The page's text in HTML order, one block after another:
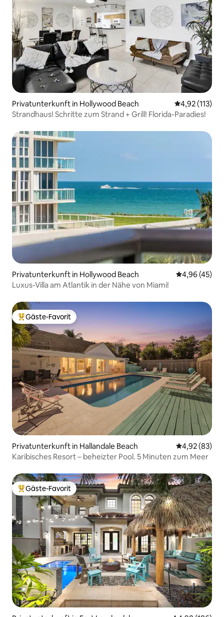
Privatunterkunft in Hollywood Beach
4,92 (113)
Strandhaus! Schritte zum Strand + Grill! Florida-Paradies!
Privatunterkunft in Hollywood Beach
4,96 (45)
Luxus-Villa am Atlantik in der Nähe von Miami!
Beliebter Gäste-Favorit.
Gäste-Favorit
Privatunterkunft in Hallandale Beach
4,92 (83)
Karibisches Resort – beheizter Pool. 5 Minuten zum Meer
Beliebter Gäste-Favorit.
Gäste-Favorit